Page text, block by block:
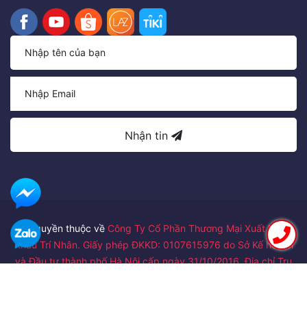
Nhận tin
Bản quyền thuộc về Công Ty Cổ Phần Thương Mại Xuất Nhập
Khẩu Trí Nhân. Giấy phép ĐKKD: 0107615976 do Sở Kế hoạch
và Đầu tư thành phố Hà Nội cấp ngày 31/10/2016. Địa chỉ Trụ